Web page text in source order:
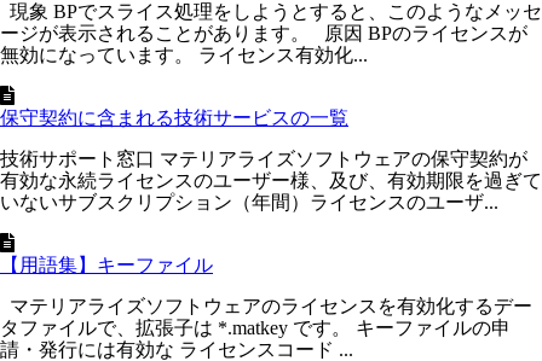
現象 BPでスライス処理をしようとすると、このようなメッセ
ージが表示されることがあります。 原因 BPのライセンスが
無効になっています。 ライセンス有効化...
保守契約に含まれる技術サービスの一覧
技術サポート窓口 マテリアライズソフトウェアの保守契約が
有効な永続ライセンスのユーザー様、及び、有効期限を過ぎて
いないサブスクリプション（年間）ライセンスのユーザ...
【用語集】キーファイル
マテリアライズソフトウェアのライセンスを有効化するデー
タファイルで、拡張子は *.matkey です。 キーファイルの申
請・発行には有効な ライセンスコード ...